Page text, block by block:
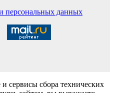
персональных данных
сервисы сбора технических